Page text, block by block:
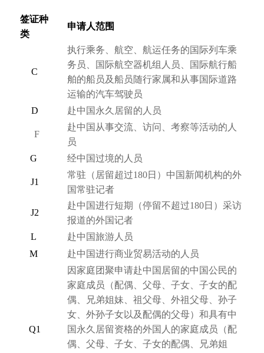
签证种
类
申请人范围
C
执行乘务、航空、航运任务的国际列车乘
务员、国际航空器机组人员、国际航行船
舶的船员及船员随行家属和从事国际道路
运输的汽车驾驶员
D
赴中国永久居留的人员
F
赴中国从事交流、访问、考察等活动的人
员
G
经中国过境的人员
J1
常驻 （居留超过180日） 中国新闻机构的外
国常驻记者
J2
赴中国进行短期 （停留不超过180日） 采访
报道的外国记者
L
赴中国旅游人员
M
赴中国进行商业贸易活动的人员
Q1
因家庭团聚申请赴中国居留的中国公民的
家庭成员
（配偶、父母、子女、子女的配
偶、兄弟姐妹、祖父母、外祖父母、孙子
女、外孙子女以及配偶的父母） 和具有中
国永久居留资格的外国人的家庭成员
（配
偶、父母、子女、子女的配偶、兄弟姐